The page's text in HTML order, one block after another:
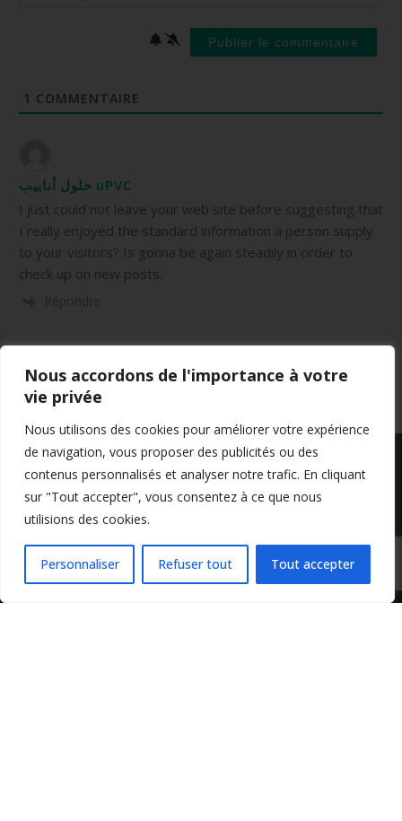
Nous accordons de l'importance à votre
vie privée
Nous utilisons des cookies pour améliorer votre expérience
de navigation, vous proposer des publicités ou des
contenus personnalisés et analyser notre trafic. En cliquant
sur "Tout accepter", vous consentez à ce que nous
utilisions des cookies.
Personnaliser Refuser tout Tout accepter
1 COMMENTAIRE
حلول أنابيب uPVC
I just could not leave your web site before suggesting that
I really enjoyed the standard information a person supply
to your visitors? Is gonna be again steadily in order to
check up on new posts.
Mentions légales
Politique de confidentialité
Copyright 2024 Apprendre-la-flute-traversiere.comDesign by Agenz